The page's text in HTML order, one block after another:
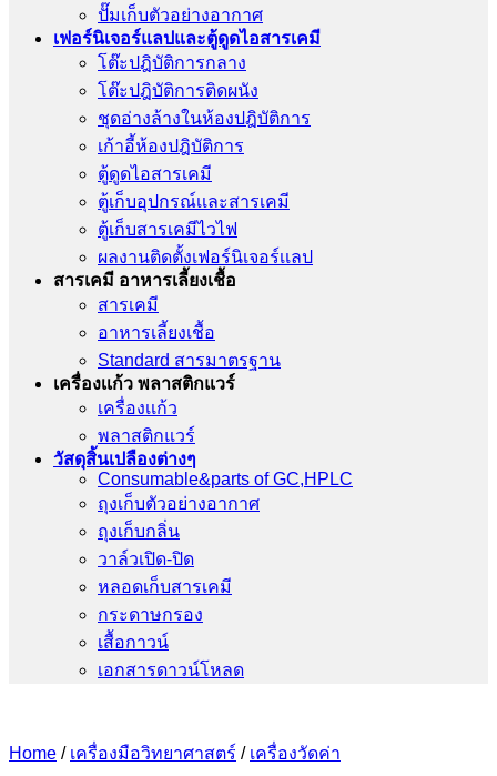
ปั๊มเก็บตัวอย่างอากาศ
เฟอร์นิเจอร์แลปและตู้ดูดไอสารเคมี
โต๊ะปฎิบัติการกลาง
โต๊ะปฎิบัติการติดผนัง
ชุดอ่างล้างในห้องปฎิบัติการ
เก้าอี้ห้องปฎิบัติการ
ตู้ดูดไอสารเคมี
ตู้เก็บอุปกรณ์เเละสารเคมี
ตู้เก็บสารเคมีไวไฟ
ผลงานติดตั้งเฟอร์นิเจอร์เเลป
สารเคมี อาหารเลี้ยงเชื้อ
สารเคมี
อาหารเลี้ยงเชื้อ
Standard สารมาตรฐาน
เครื่องเเก้ว พลาสติกแวร์
เครื่องเเก้ว
พลาสติกแวร์
วัสดุสิ้นเปลืองต่างๆ
Consumable&parts of GC,HPLC
ถุงเก็บตัวอย่างอากาศ
ถุงเก็บกลิ่น
วาล์วเปิด-ปิด
หลอดเก็บสารเคมี
กระดาษกรอง
เสื้อกาวน์
เอกสารดาวน์โหลด
Home / เครื่องมือวิทยาศาสตร์ / เครื่องวัดค่า